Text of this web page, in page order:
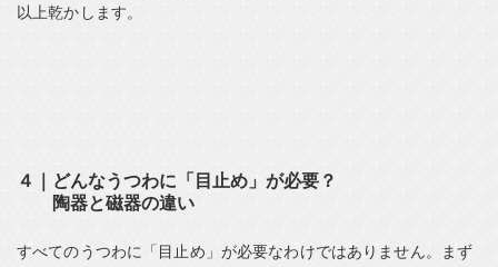
以上乾かします。
４｜どんなうつわに「目止め」が必要？
陶器と磁器の違い
すべてのうつわに「目止め」が必要なわけではありません。まず